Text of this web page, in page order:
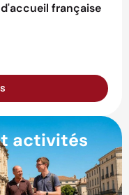
française
activités